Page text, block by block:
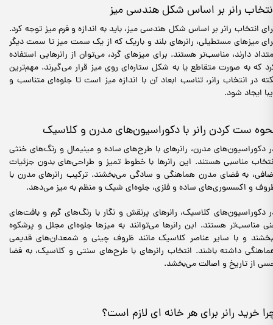
رانر بر اساس شکل هندسی میز
انتخاب رانر بر اساس شکل هندسی میز، باید به اندازه و فرم میز توجه کرد.
میزهای مستطیلی، رانرهای بلند و باریک که از یک سمت میز تا سمت دیگر
دارند، مناسب‌تر هستند. برای میزهای گرد، می‌توان از رانرهایی استفاده
که به صورت متقاطع یا به شکل ستاره‌ای روی میز قرار می‌گیرند. مهم‌ترین
در انتخاب رانر، تناسب ابعاد آن با اندازه میز است تا جلوه‌ای متناسب و
ایجاد شود.
ست کردن رانر با دکوراسیون‌های مدرن و کلاسیک
دکوراسیون‌های مدرن، رانرهای با طرح‌های ساده و مینیمال و رنگ‌های خنثی
مناسبی هستند. این رانرها با خطوط تمیز و طراحی‌های بدون جزئیات
به فضای مدرن هماهنگی و سادگی می‌بخشند. ترکیب رانرهای مدرن با
و اکسسوری‌های ساده و فلزی، جلوه‌ای شیک و منظم به میز می‌دهد.
دکوراسیون‌های کلاسیک، رانرهای پرنقش و نگار با رنگ‌های گرم و بافت‌های
مناسب‌تر هستند. این رانرها می‌توانند به میزها جلوه‌ای مجلل و پرشکوه
و با سایر عناصر کلاسیک مانند ظروف چینی و شمعدان‌های قدیمی
داشته باشند. انتخاب رانرهای با طرح‌های سنتی و کلاسیک، به فضا
از تاریخ و اصالت می‌بخشد.
خرید رانر برای هر خانه ای لازم است؟